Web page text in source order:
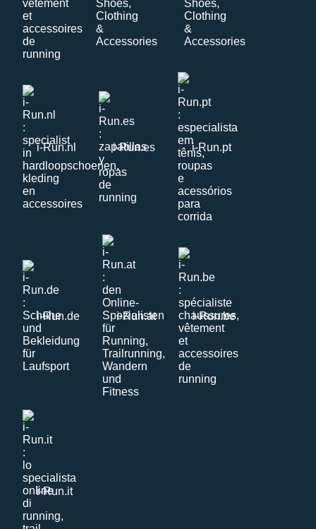
i-Run.nl i-Run.es i-Run.pt
i-Run.de i-Run.at i-Run.be
i-Run.it